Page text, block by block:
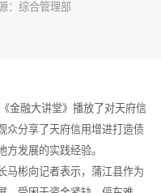
：综合管理部
金融大讲堂》播放了对天府信
众分享了天府信用增进打造债
发展的实践经验。
马彬向记者表示，蒲江县作为